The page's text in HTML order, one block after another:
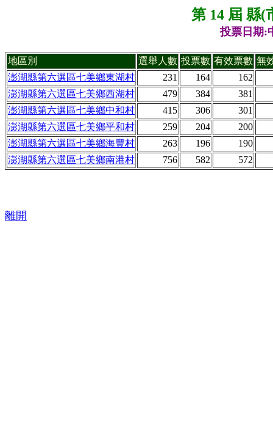
第 14 屆 縣(
投票日期:
地區別 選舉人數 投票數 有效票數 無
澎湖縣第六選區七美鄉東湖村
231 164
162
澎湖縣第六選區七美鄉西湖村
479 384
381
澎湖縣第六選區七美鄉中和村
415 306
301
澎湖縣第六選區七美鄉平和村
259 204
200
澎湖縣第六選區七美鄉海豐村
263 196
190
澎湖縣第六選區七美鄉南港村
756 582 572
離開